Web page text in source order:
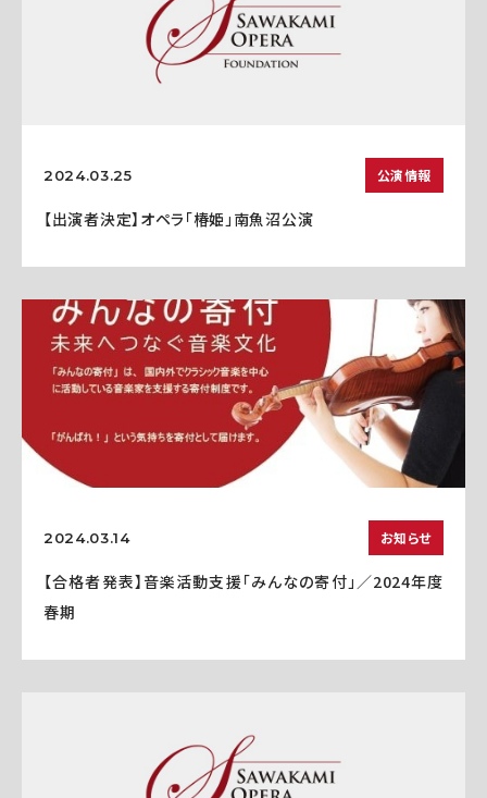
2024.03.25 公演情報
【出演者決定】オペラ「椿姫」南魚沼公演
2024.03.14 お知らせ
【合格者発表】音楽活動支援「みんなの寄付」／2024年度
春期